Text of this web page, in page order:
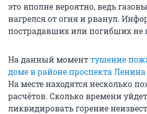
это вполне вероятно, ведь
нагрелся от огня и рванул.
пострадавших или погибших не
На данный моменттушение
доме в районе проспекта Ленина
На месте находятся несколько
расчётов. Сколько времени
ликвидировать горение